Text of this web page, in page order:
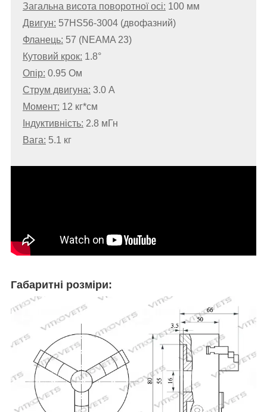
Загальна висота поворотної осі: 100 мм
Двигун: 57HS56-3004 (двофазний)
Фланець: 57 (NEAMA 23)
Кутовий крок: 1.8°
Опір: 0.95 Ом
Струм двигуна: 3.0 А
Момент: 12 кг*см
Індуктивність: 2.8 мГн
Вага: 5.1 кг
Габаритні розміри: